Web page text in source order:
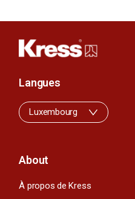
About
À propos de Kress
Langues
Luxembourg